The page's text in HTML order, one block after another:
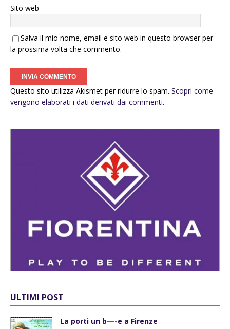
Sito web
Salva il mio nome, email e sito web in questo browser per
la prossima volta che commento.
Questo sito utilizza Akismet per ridurre lo spam. Scopri come
vengono elaborati i dati derivati dai commenti.
ULTIMI POST
La porti un b—-e a Firenze